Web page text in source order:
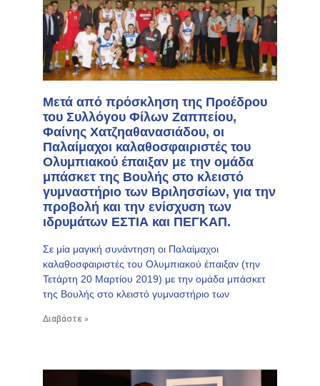
Μετά από πρόσκληση της Προέδρου
του Συλλόγου Φίλων Ζαππείου,
Φαίνης Χατζηαθανασιάδου, οι
Παλαίμαχοι καλαθοσφαιριστές του
Ολυμπιακού έπαιξαν με την ομάδα
μπάσκετ της Βουλής στο κλειστό
γυμναστήριο των Βριλησσίων, για την
προβολή και την ενίσχυση των
ιδρυμάτων ΕΣΤΙΑ και ΠΕΓΚΑΠ.
Σε μία μαγική συνάντηση οι Παλαίμαχοι
καλαθοσφαιριστές του Ολυμπιακού έπαιξαν (την
Τετάρτη 20 Μαρτίου 2019) με την ομάδα μπάσκετ
της Βουλής στο κλειστό γυμναστήριο των
Διαβάστε »